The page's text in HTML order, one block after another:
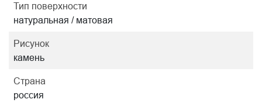
Тип поверхности
натуральная / матовая
Рисунок
камень
Страна
россия